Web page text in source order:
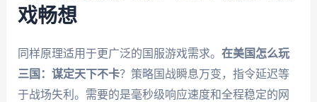
戏畅想
同样原理适用于更广泛的国服游戏需求。 在美国怎么玩
三国：谋定天下不卡？策略国战瞬息万变，指令延迟等
于战场失利。需要的是毫秒级响应速度和全程稳定的网